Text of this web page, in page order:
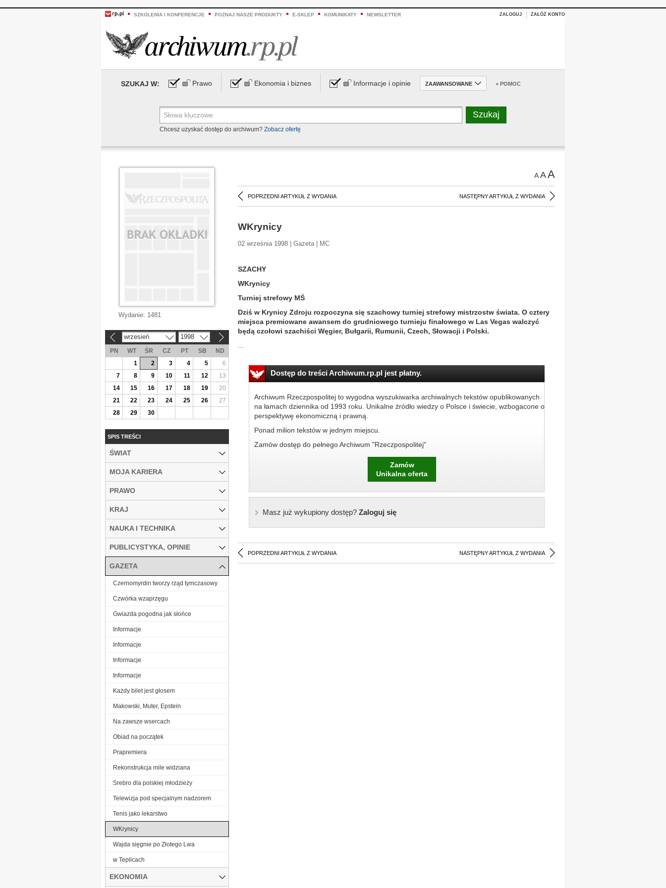
SZKOLENIA I KONFERENCJE POZNAJ NASZE PRODUKTY E-SKLEP KOMUNIKATY NEWSLETTER ZALOGUJ ZAŁÓŻ KONTO
SZUKAJ W: Prawo Ekonomia i biznes Informacje i opinie ZAAWANSOWANE + POMOC
Chcesz uzyskać dostęp do archiwum? Zobacz ofertę
AAA
POPRZEDNI ARTYKUŁ Z WYDANIA NASTĘPNY ARTYKUŁ Z WYDANIA
WKrynicy
02 września 1998 | Gazeta | MC
SZACHY
WKrynicy
Turniej strefowy MŚ
Dziś w Krynicy Zdroju rozpoczyna się szachowy turniej strefowy mistrzostw świata. O cztery
miejsca premiowane awansem do grudniowego turnieju finałowego w Las Vegas walczyć
będą czołowi szachiści Węgier, Bułgarii, Rumunii, Czech, Słowacji i Polski.
Dostęp do treści Archiwum.rp.pl jest płatny.
Archiwum Rzeczpospolitej to wygodna wyszukiwarka archiwalnych tekstów opublikowanych
na łamach dziennika od 1993 roku. Unikalne źródło wiedzy o Polsce i świecie, wzbogacone o
perspektywę ekonomiczną i prawną.
Ponad milion tekstów w jednym miejscu.
Zamów dostęp do pełnego Archiwum "Rzeczpospolitej"
Zamów
Unikalna oferta
Masz już wykupiony dostęp?Zaloguj się
POPRZEDNI ARTYKUŁ Z WYDANIA NASTĘPNY ARTYKUŁ Z WYDANIA
Wydanie: 1481
wrzesień 1998
PN WT ŚR CZ PT SB
ND
1
2 3 4 5
6
7
8 9 10 11 12
13
14
15 16 17 18 19
20
21
22 23 24 25 26
27
28
29 30
SPIS TREŚCI
ŚWIAT
MOJA KARIERA
PRAWO
KRAJ
NAUKA I TECHNIKA
PUBLICYSTYKA, OPINIE
GAZETA
Czernomyrdin tworzy rząd tymczasowy
Czwórka wzaprzęgu
Gwiazda pogodna jak słońce
Informacje
Informacje
Informacje
Informacje
Każdy bilet jest głosem
Makowski, Muter, Epstein
Na zawsze wsercach
Obiad na początek
Prapremiera
Rekonstrukcja mile widziana
Srebro dla polskiej młodzieży
Telewizja pod specjalnym nadzorem
Tenis jako lekarstwo
WKrynicy
Wajda sięgnie po Złotego Lwa
w Teplicach
EKONOMIA